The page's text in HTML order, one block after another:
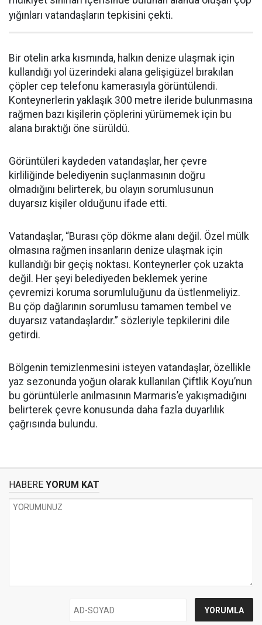
yığınları vatandaşların tepkisini çekti.
Bir otelin arka kısmında, halkın denize ulaşmak için
kullandığı yol üzerindeki alana gelişigüzel bırakılan
çöpler cep telefonu kamerasıyla görüntülendi.
Konteynerlerin yaklaşık 300 metre ileride bulunmasına
rağmen bazı kişilerin çöplerini yürümemek için bu
alana bıraktığı öne sürüldü.
Görüntüleri kaydeden vatandaşlar, her çevre
kirliliğinde belediyenin suçlanmasının doğru
olmadığını belirterek, bu olayın sorumlusunun
duyarsız kişiler olduğunu ifade etti.
Vatandaşlar, “Burası çöp dökme alanı değil. Özel mülk
olmasına rağmen insanların denize ulaşmak için
kullandığı bir geçiş noktası. Konteynerler çok uzakta
değil. Her şeyi belediyeden beklemek yerine
çevremizi koruma sorumluluğunu da üstlenmeliyiz.
Bu çöp dağlarının sorumlusu tamamen tembel ve
duyarsız vatandaşlardır.” sözleriyle tepkilerini dile
getirdi.
Bölgenin temizlenmesini isteyen vatandaşlar, özellikle
yaz sezonunda yoğun olarak kullanılan Çiftlik Koyu’nun
bu görüntülerle anılmasının Marmaris’e yakışmadığını
belirterek çevre konusunda daha fazla duyarlılık
çağrısında bulundu.
HABERE YORUM KAT